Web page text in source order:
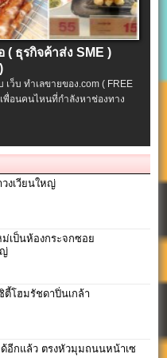
( ธุรกิจค้าส่ง SME )
ว็บ ทำเลขายของ.com ( FREE
อนคนไหนที่กำลังหาช่องทาง
งเวียนใหญ่
ม่เป็นห้องกระจกซอย
ตี้โฮมรัชดาปิ่นเกล้า
อีกแล้ว ตรงหัวมุมถนนหน้าเซ